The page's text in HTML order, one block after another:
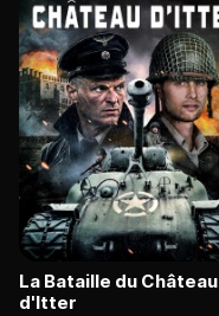
La Bataille du Château
d'Itter